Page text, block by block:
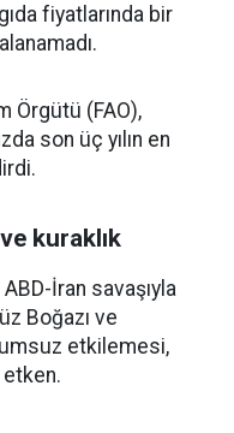
fiyatlarında bir
Örgütü (FAO),
son üç yılın en
kuraklık
ABD-İran savaşıyla
Boğazı ve
etkilemesi,
etken.